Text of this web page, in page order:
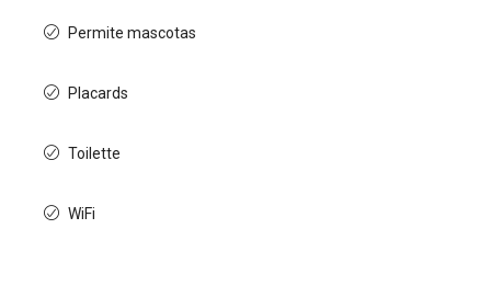
Permite mascotas
Placards
Toilette
WiFi